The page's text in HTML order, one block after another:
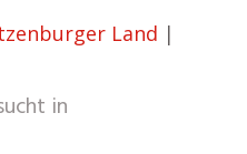
Land |
in